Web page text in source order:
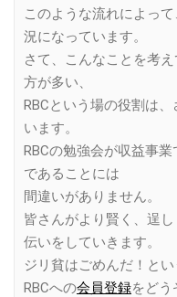
このような流れによっ
況になっています。
さて、こんなことを考
方が多い、
RBCという場の役割は
います。
RBCの勉強会が収益事
であることには
間違いがありません。
皆さんがより賢く、逞
伝いをしていきます。
ジリ貧はごめんだ！とい
RBCへの会員登録をどう